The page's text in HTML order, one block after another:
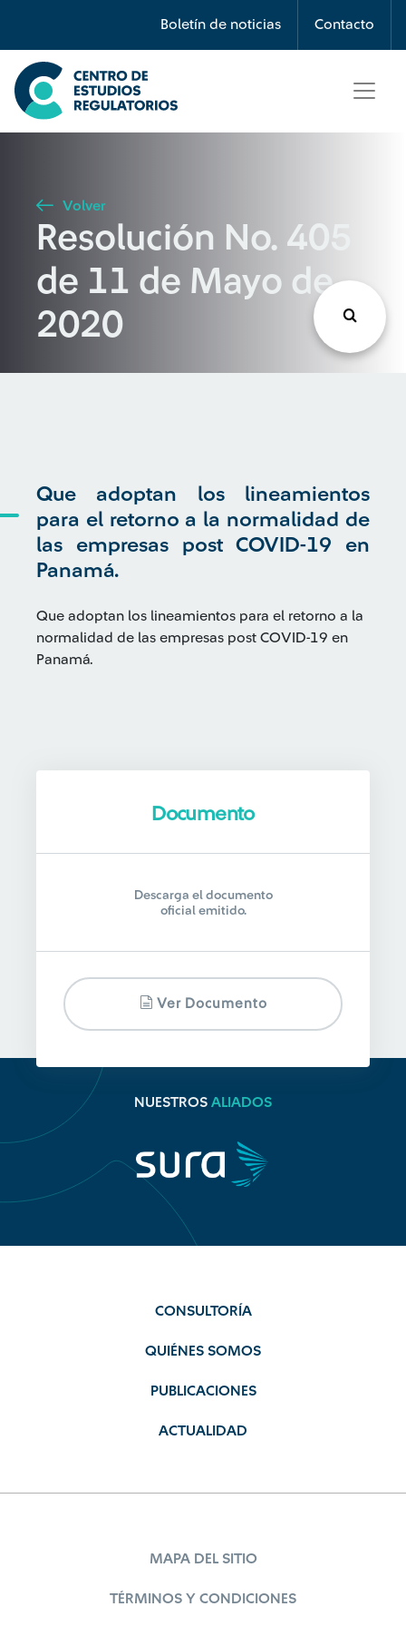
Boletín de noticias Contacto
Búsqueda
Seleccione país
Buscar
Volver
Resolución No. 405
de 11 de Mayo de
2020
Que adoptan los lineamientos
para el retorno a la normalidad de
las empresas post COVID-19 en
Panamá.
Que adoptan los lineamientos para el retorno a la
normalidad de las empresas post COVID-19 en
Panamá.
Documento
Descarga el documento
oficial emitido.
Ver Documento
NUESTROS ALIADOS
CONSULTORÍA
QUIÉNES SOMOS
PUBLICACIONES
ACTUALIDAD
MAPA DEL SITIO
TÉRMINOS Y CONDICIONES